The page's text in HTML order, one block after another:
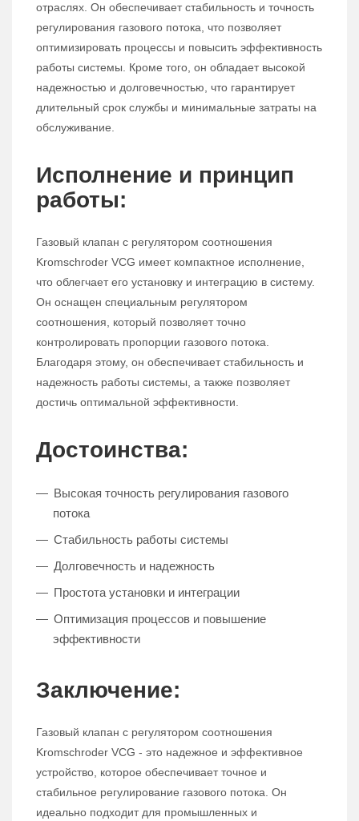
отраслях. Он обеспечивает стабильность и точность
регулирования газового потока, что позволяет
оптимизировать процессы и повысить эффективность
работы системы. Кроме того, он обладает высокой
надежностью и долговечностью, что гарантирует
длительный срок службы и минимальные затраты на
обслуживание.
Исполнение и принцип
работы:
Газовый клапан с регулятором соотношения
Kromschroder VCG имеет компактное исполнение,
что облегчает его установку и интеграцию в систему.
Он оснащен специальным регулятором
соотношения, который позволяет точно
контролировать пропорции газового потока.
Благодаря этому, он обеспечивает стабильность и
надежность работы системы, а также позволяет
достичь оптимальной эффективности.
Достоинства:
Высокая точность регулирования газового
потока
Стабильность работы системы
Долговечность и надежность
Простота установки и интеграции
Оптимизация процессов и повышение
эффективности
Заключение:
Газовый клапан с регулятором соотношения
Kromschroder VCG - это надежное и эффективное
устройство, которое обеспечивает точное и
стабильное регулирование газового потока. Он
идеально подходит для промышленных и